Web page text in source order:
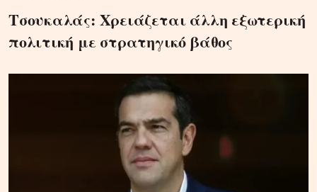
Τσουκαλάς: Xρειάζεται άλλη εξωτερική
πολιτική με στρατηγικό βάθος